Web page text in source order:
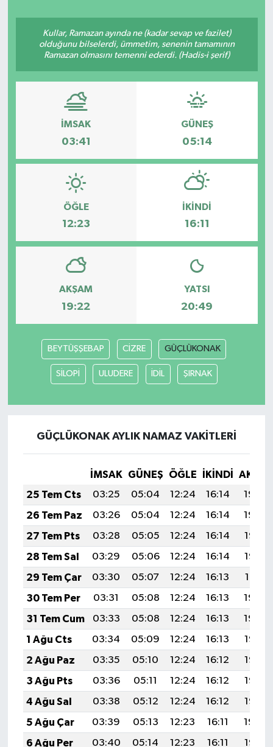
Kullar, Ramazan ayında ne (kadar sevap ve fazilet)
olduğunu bilselerdi, ümmetim, senenin tamamının
Ramazan olmasını temenni ederdi. (Hadis-i şerif)
İMSAK
03:41
GÜNEŞ
05:14
ÖĞLE
12:23
İKINDI
16:11
AKŞAM
19:22
YATSI
20:49
BEYTÜŞŞEBAP CİZRE GÜÇLÜKONAK
SİLOPİ ULUDERE İDİL ŞIRNAK
GÜÇLÜKONAK AYLIK NAMAZ VAKITLERI
İMSAK GÜNEŞ ÖĞLE İKINDI
25 Tem Cts
03:25 05:04 12:24 16:14
19:34
26 Tem Paz
03:26 05:04 12:24 16:14
19:34
27 Tem Pts
03:28 05:05 12:24 16:14
19:33
28 Tem Sal
03:29 05:06 12:24 16:14
19:32
29 Tem Çar
03:30 05:07 12:24 16:13
19:31
30 Tem Per
03:31 05:08 12:24 16:13
19:30
31 Tem Cum
03:33 05:08 12:24 16:13
19:29
1 Ağu Cts
03:34 05:09 12:24 16:13
19:28
2 Ağu Paz
03:35 05:10 12:24 16:12
19:27
3 Ağu Pts
03:36 05:11 12:24 16:12
19:26
4 Ağu Sal
03:38 05:12 12:24 16:12
19:25
5 Ağu Çar
03:39 05:13 12:23 16:11
19:24
6 Ağu Per
03:40 05:14 12:23 16:11
19:23
Eleman
Emlak
Gurme
İlçe Haberleri
Keşfet
Kültür & Sanat
Magazin
Sağlık
Sokak Hayvanlarını Sahiplendirme
Spor
Vasıta
Yaşam